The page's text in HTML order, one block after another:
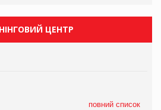
ЦЕНТР
повний список